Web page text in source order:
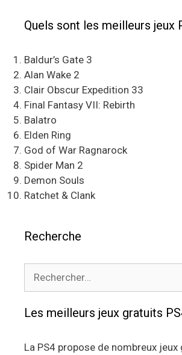
Quels sont les meilleurs jeux
Baldur’s Gate 3
Alan Wake 2
Clair Obscur Expedition 33
Final Fantasy VII: Rebirth
Balatro
Elden Ring
God of War Ragnarock
Spider Man 2
Demon Souls
Ratchet & Clank
Recherche
Les meilleurs jeux gratuits
La PS4 propose de nombreux